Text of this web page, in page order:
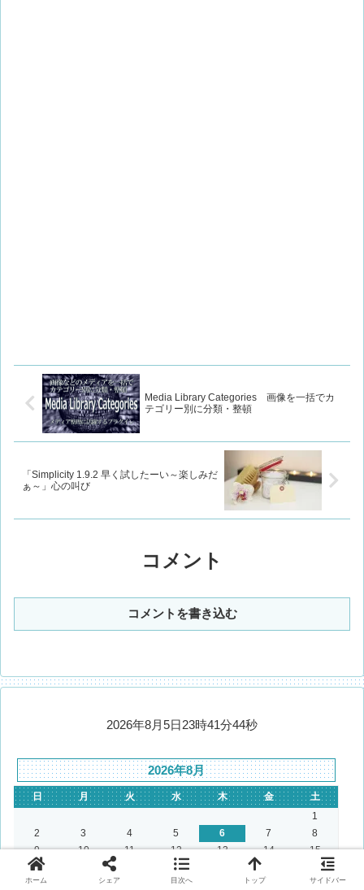
Media Library Categories 画像を一括でカ
テゴリー別に分類・整頓
「Simplicity 1.9.2 早く試したーい～楽しみだ
ぁ～」心の叫び
コメント
コメントを書き込む
2026年8月5日23時41分46秒
2026年8月
日 月 火 水 木 金
土
1
2
3 4 5 6 7
8
9
10 11 12 13 14
15
16
19
23
26 28 29
ホーム シェア 目次へ トップ サイドバー